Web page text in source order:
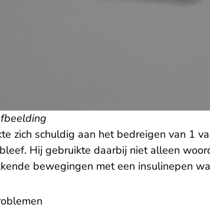
zich schuldig aan het bedreigen van 1
Hij gebruikte daarbij niet alleen
bewegingen met een insulinepen